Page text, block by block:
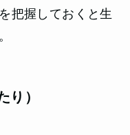
把握しておくと生
り）